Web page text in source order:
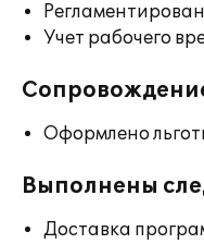
Учет рабочего
Оформлено
Выполнены
Доставка